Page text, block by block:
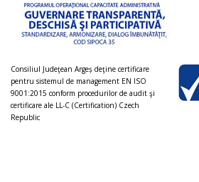
Consiliul Judeţean Argeș deţine certificare
pentru sistemul de management EN ISO
9001:2015 conform procedurilor de audit şi
certificare ale LL-C (Certification) Czech
Republic